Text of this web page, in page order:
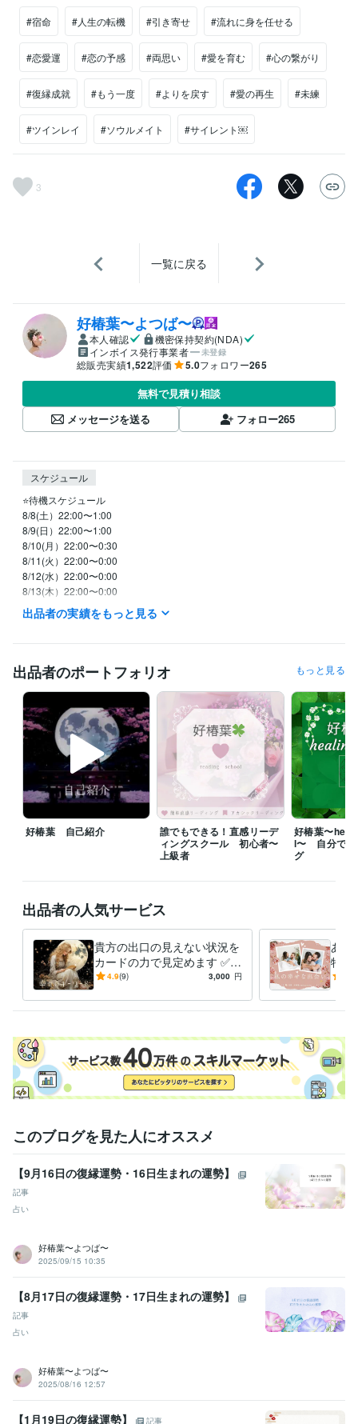
#宿命 #人生の転機 #引き寄せ #流れに身を任せる
#恋愛運 #恋の予感 #両思い #愛を育む #心の繋がり
#復縁成就 #もう一度 #よりを戻す #愛の再生 #未練
#ツインレイ #ソウルメイト #サイレント￼
3
一覧に戻る
好椿葉〜よつば〜
本人確認
機密保持契約(NDA)
インボイス発行事業者
未登録
総販売実績1,522評価 5.0フォロワー265
無料で見積り相談
メッセージを送る
フォロー265
スケジュール
⭐️待機スケジュール
8/8(土）22:00〜1:00
8/9(日）22:00〜1:00
8/10(月）22:00〜0:30
8/11(火）22:00〜0:00
8/12(水）22:00〜0:00
8/13(木）22:00〜0:00
8/７(金）22:00〜1:30
※待機開始時間は前後することがあります。
⭐️メッセージいただけたら優先いたします
⭐️平日は、基本的に
２２：００以降からの待機です
⭐️土日祝は、イレギュラーに対応です
⭐️待機中はお問い合わせなくお電話可能です！
⭐️チャットは基本的に回数での
カウントとさせていただきます。
⭐️待機中でなくてもメッセージにて
調整可能な場合はありますが、
平日は夜のみ対応となります。
⭐️待機中でも内容によっては、
ご了承くださいませ♡
⭐︎お一人お一人の
「心」に寄り添って
精一杯対応させていただきます♡
⭐︎その他
・ご予約の場合はできる限り日時の調整を
しますので、お気軽にご相談ください。
それでは、心より
経験職種
医療・介護 / 看護師 経験年数 : 45年
基礎疾患に精神疾患を抱えている方の膠原病看護について 在宅看護
資格・検定
Excel:10年 PowerPoint:10年Word:10年
その他ツール
傾聴力:29年恋愛におけるコミュニケーションスキル:9年
心の健康のサポート:29年恋愛カウンセリング:9年
霊視・霊感・霊聴:9年タロット占い師:9年
オラクルカード占い師:9年
出品者の実績をもっと見る
出品者のポートフォリオ もっと見る
好椿葉 自己紹介
誰でもできる！直感リーデ
ィングスクール 初心者〜
上級者
好椿葉〜
l〜 自分で簡
グ
出品者の人気サービス
貴方の出口の見えない状況を
カードの力で見定めます ✅ア
カシックレコードとオラクル
す！
4.9(9) 3,000 円
あな
特別
恋愛
このブログを見た人にオススメ
【9月16日の復縁運勢・16日生まれの運勢】
記事
占い
好椿葉〜よつば〜
2025/09/15 10:35
【8月17日の復縁運勢・17日生まれの運勢】
記事
占い
好椿葉〜よつば〜
2025/08/16 12:57
【1月19日の復縁運勢】
記事